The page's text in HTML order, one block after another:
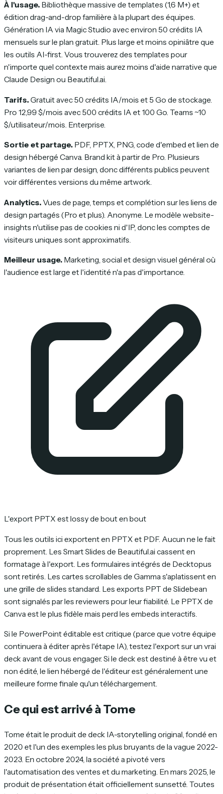
À l'usage. Bibliothèque massive de templates (1,6 M+) et
édition drag-and-drop familière à la plupart des équipes.
Génération IA via Magic Studio avec environ 50 crédits IA
mensuels sur le plan gratuit. Plus large et moins opiniâtre que
les outils AI-first. Vous trouverez des templates pour
n'importe quel contexte mais aurez moins d'aide narrative que
Claude Design ou Beautiful.ai.
Tarifs.Gratuit avec 50 crédits IA/mois et 5 Go de stockage.
Pro 12,99 $/mois avec 500 crédits IA et 100 Go. Teams ~10
$/utilisateur/mois. Enterprise.
Sortie et partage. PDF, PPTX, PNG, code d'embed et lien de
design hébergé Canva. Brand kit à partir de Pro. Plusieurs
variantes de lien par design, donc différents publics peuvent
voir différentes versions du même artwork.
Analytics.Vues de page, temps et complétion sur les liens de
design partagés (Pro et plus). Anonyme. Le modèle website-
insights n'utilise pas de cookies ni d'IP, donc les comptes de
visiteurs uniques sont approximatifs.
Meilleur usage. Marketing, social et design visuel général où
l'audience est large et l'identité n'a pas d'importance.
L'export PPTX est lossy de bout en bout
Tous les outils ici exportent en PPTX et PDF. Aucun ne le fait
proprement. Les Smart Slides de Beautiful.ai cassent en
formatage à l'export. Les formulaires intégrés de Decktopus
sont retirés. Les cartes scrollables de Gamma s'aplatissent en
une grille de slides standard. Les exports PPT de Slidebean
sont signalés par les reviewers pour leur fiabilité. Le PPTX de
Canva est le plus fidèle mais perd les embeds interactifs.
Si le PowerPoint éditable est critique (parce que votre équipe
continuera à éditer après l'étape IA), testez l'export sur un vrai
deck avant de vous engager. Si le deck est destiné à être vu et
non édité, le lien hébergé de l'éditeur est généralement une
meilleure forme finale qu'un téléchargement.
Ce qui est arrivé à Tome
Tome était le produit de deck IA-storytelling original, fondé en
2020 et l'un des exemples les plus bruyants de la vague 2022-
2023. En octobre 2024, la société a pivoté vers
l'automatisation des ventes et du marketing. En mars 2025, le
produit de présentation était officiellement sunsetté. Toutes